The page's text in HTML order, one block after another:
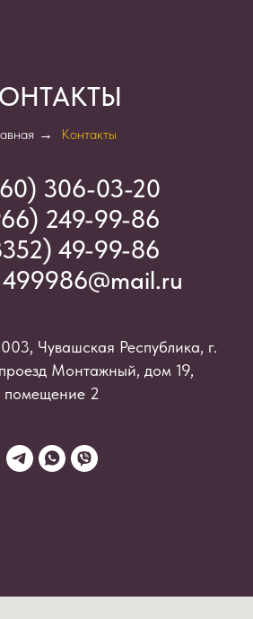
→ Контакты
306-03-20
249-99-86
49-99-86
499986@mail.ru
Чувашская Республика, г.
Монтажный, дом 19,
помещение 2